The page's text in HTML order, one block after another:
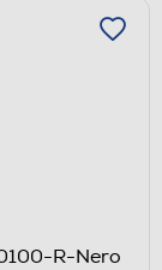
R-Nero